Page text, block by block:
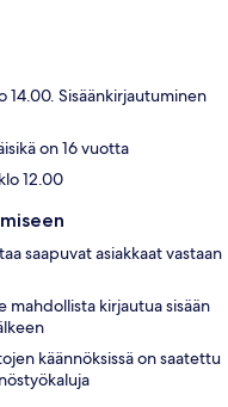
14.00. Sisäänkirjautuminen
on 16 vuotta
12.00
saapuvat asiakkaat vastaan
mahdollista kirjautua sisään
käännöksissä on saatettu